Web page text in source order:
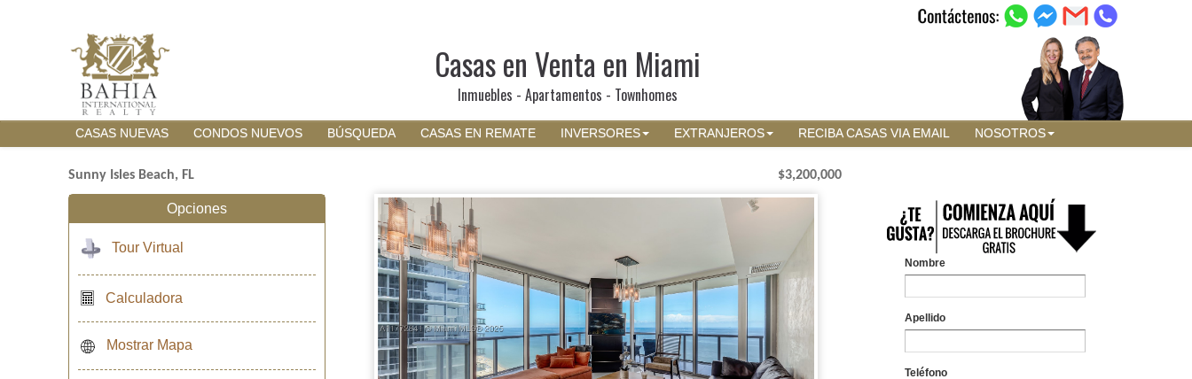
Casas en Venta en Miami
Inmuebles - Apartamentos - Townhomes
CASAS NUEVAS CONDOS NUEVOS BÚSQUEDA CASAS EN REMATE INVERSORES EXTRANJEROS RECIBA CASAS VIA EMAIL NOSOTROS
Sunny Isles Beach, FL $3,200,000
Nombre
Apellido
Teléfono
Opciones
Tour Virtual
Calculadora
Mostrar Mapa